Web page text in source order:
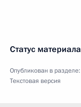
Статус материала
Опубликован в разделе:
Текстовая версия